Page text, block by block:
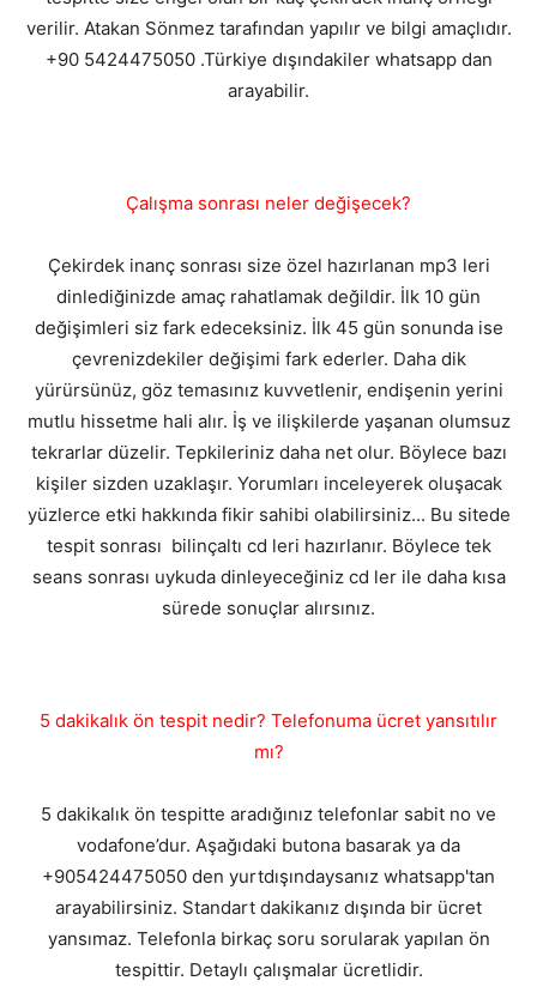
verilir. Atakan Sönmez tarafından yapılır ve bilgi amaçlıdır.
+90 5424475050 .Türkiye dışındakiler whatsapp dan
arayabilir.
Çalışma sonrası neler değişecek?
Çekirdek inanç sonrası size özel hazırlanan mp3 leri
dinlediğinizde amaç rahatlamak değildir. İlk 10 gün
değişimleri siz fark edeceksiniz. İlk 45 gün sonunda ise
çevrenizdekiler değişimi fark ederler. Daha dik
yürürsünüz, göz temasınız kuvvetlenir, endişenin yerini
mutlu hissetme hali alır. İş ve ilişkilerde yaşanan olumsuz
tekrarlar düzelir. Tepkileriniz daha net olur. Böylece bazı
kişiler sizden uzaklaşır. Yorumları inceleyerek oluşacak
yüzlerce etki hakkında fikir sahibi olabilirsiniz... Bu sitede
tespit sonrası bilinçaltı cd leri hazırlanır. Böylece tek
seans sonrası uykuda dinleyeceğiniz cd ler ile daha kısa
sürede sonuçlar alırsınız.
5 dakikalık ön tespit nedir? Telefonuma ücret yansıtılır
mı?
5 dakikalık ön tespitte aradığınız telefonlar sabit no ve
vodafone’dur. Aşağıdaki butona basarak ya da
+905424475050 den yurtdışındaysanız whatsapp'tan
arayabilirsiniz. Standart dakikanız dışında bir ücret
yansımaz. Telefonla birkaç soru sorularak yapılan ön
tespittir. Detaylı çalışmalar ücretlidir.